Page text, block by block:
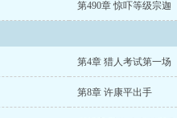
第490章 惊吓等级宗迦
第4章 猎人考试第一场
第8章 许康平出手